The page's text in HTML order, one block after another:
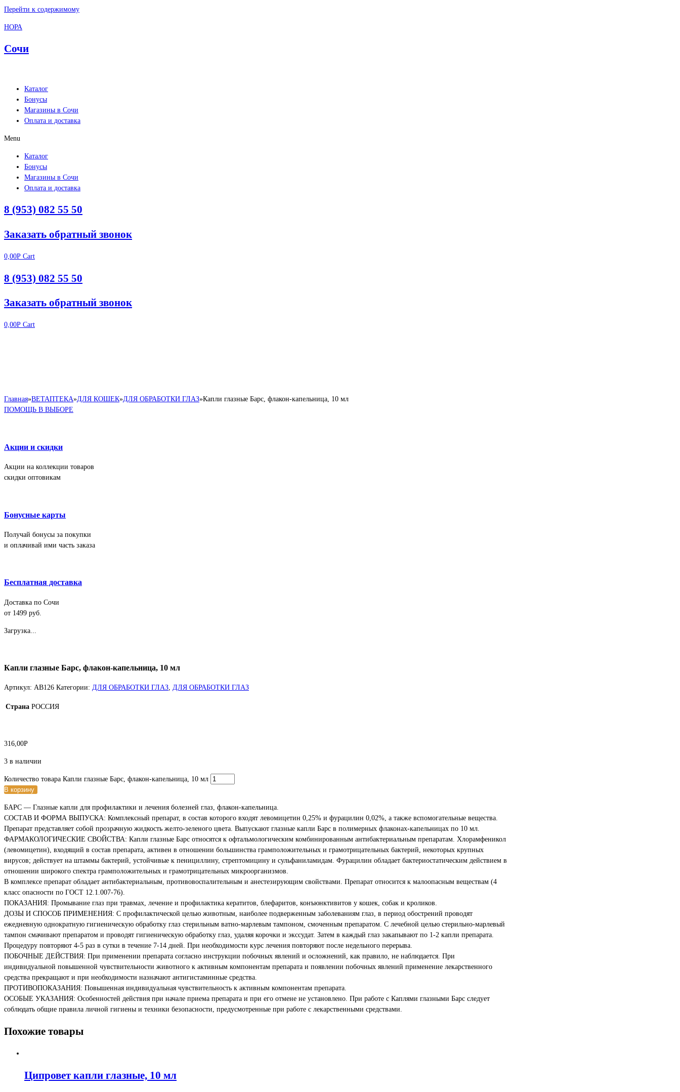
Перейти к содержимому
НОРА
Сочи
Каталог
Бонусы
Магазины в Сочи
Оплата и доставка
Menu
Каталог
Бонусы
Магазины в Сочи
Оплата и доставка
8 (953) 082 55 50
Заказать обратный звонок
0,00Р Cart
8 (953) 082 55 50
Заказать обратный звонок
0,00Р Cart
Главная»ВЕТАПТЕКА»ДЛЯ КОШЕК»ДЛЯ ОБРАБОТКИ ГЛАЗ»Капли глазные Барс, флакон-капельница, 10 мл
ПОМОЩЬ В ВЫБОРЕ
Акции и скидки
Акции на коллекции товаров
скидки оптовикам
Бонусные карты
Получай бонусы за покупки
и оплачивай ими часть заказа
Бесплатная доставка
Доставка по Сочи
от 1499 руб.
Загрузка...
Капли глазные Барс, флакон-капельница, 10 мл
Артикул: АВ126 Категории: ДЛЯ ОБРАБОТКИ ГЛАЗ, ДЛЯ ОБРАБОТКИ ГЛАЗ
Страна РОССИЯ
316,00Р
3 в наличии
Количество товара Капли глазные Барс, флакон-капельница, 10 мл
В корзину
БАРС — Глазные капли для профилактики и лечения болезней глаз, флакон-капельница.
СОСТАВ И ФОРМА ВЫПУСКА: Комплексный препарат, в состав которого входят левомицетин 0,25% и фурацилин 0,02%, а также вспомогательные вещества.
Препарат представляет собой прозрачную жидкость желто-зеленого цвета. Выпускают глазные капли Барс в полимерных флаконах-капельницах по 10 мл.
ФАРМАКОЛОГИЧЕСКИЕ СВОЙСТВА: Капли глазные Барс относятся к офтальмологическим комбинированным антибактериальным препаратам. Хлорамфеникол
(левомицетин), входящий в состав препарата, активен в отношении большинства грамположительных и грамотрицательных бактерий, некоторых крупных
вирусов; действует на штаммы бактерий, устойчивые к пенициллину, стрептомицину и сульфаниламидам. Фурацилин обладает бактериостатическим действием в
отношении широкого спектра грамположительных и грамотрицательных микроорганизмов.
В комплексе препарат обладает антибактериальным, противовоспалительным и анестезирующим свойствами. Препарат относится к малоопасным веществам (4
класс опасности по ГОСТ 12.1.007-76).
ПОКАЗАНИЯ: Промывание глаз при травмах, лечение и профилактика кератитов, блефаритов, конъюнктивитов у кошек, собак и кроликов.
ДОЗЫ И СПОСОБ ПРИМЕНЕНИЯ: С профилактической целью животным, наиболее подверженным заболеваниям глаз, в период обострений проводят
ежедневную однократную гигиеническую обработку глаз стерильным ватно-марлевым тампоном, смоченным препаратом. С лечебной целью стерильно-марлевый
тампон смачивают препаратом и проводят гигиеническую обработку глаз, удаляя корочки и экссудат. Затем в каждый глаз закапывают по 1-2 капли препарата.
Процедуру повторяют 4-5 раз в сутки в течение 7-14 дней. При необходимости курс лечения повторяют после недельного перерыва.
ПОБОЧНЫЕ ДЕЙСТВИЯ: При применении препарата согласно инструкции побочных явлений и осложнений, как правило, не наблюдается. При
индивидуальной повышенной чувствительности животного к активным компонентам препарата и появлении побочных явлений применение лекарственного
средства прекращают и при необходимости назначают антигистаминные средства.
ПРОТИВОПОКАЗАНИЯ: Повышенная индивидуальная чувствительность к активным компонентам препарата.
ОСОБЫЕ УКАЗАНИЯ: Особенностей действия при начале приема препарата и при его отмене не установлено. При работе с Каплями глазными Барс следует
соблюдать общие правила личной гигиены и техники безопасности, предусмотренные при работе с лекарственными средствами.
Похожие товары
Ципровет капли глазные, 10 мл